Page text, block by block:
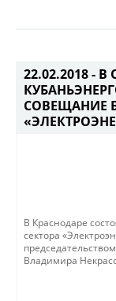
22.02.2018 - В
СОВЕЩАНИЕ
В Краснодаре
сектора
Владимира